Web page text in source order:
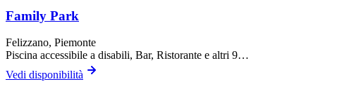
Family Park
Felizzano, Piemonte
Piscina accessibile a disabili, Bar, Ristorante e altri 9…
Vedi disponibilità